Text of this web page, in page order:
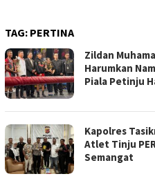
TAG: PERTINA
Zildan
Harumkan
Piala Petinju
Kapolres
Atlet Tinju
Semangat